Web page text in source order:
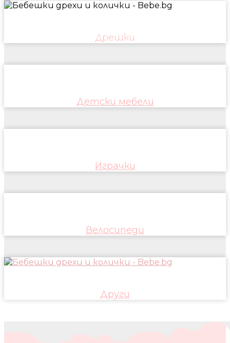
Дрешки
Детски мебели
Играчки
Велосипеди
Други